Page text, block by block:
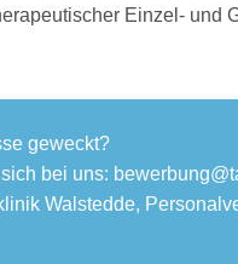
Einzel- und
geweckt?
bei uns:
Walstedde,